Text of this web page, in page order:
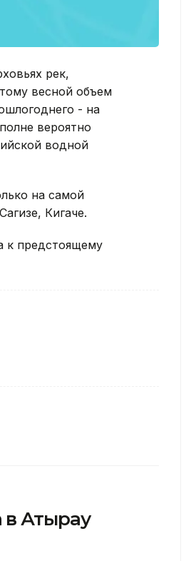
рек,
весной объем
- на
вероятно
водной
на самой
Кигаче.
к предстоящему
в Атырау